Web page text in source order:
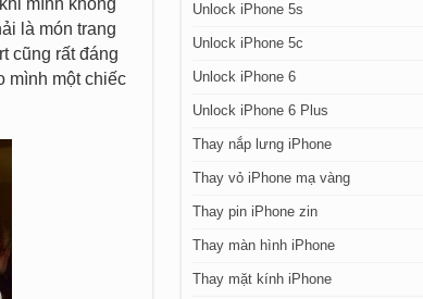
mình không
là món trang
cũng rất đáng
mình một chiếc
Unlock iPhone 5s
Unlock iPhone 5c
Unlock iPhone 6
Unlock iPhone 6 Plus
Thay nắp lưng iPhone
Thay vỏ iPhone mạ vàng
Thay pin iPhone zin
Thay màn hình iPhone
Thay mặt kính iPhone